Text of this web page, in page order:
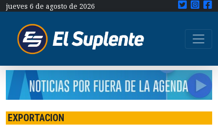
jueves 6 de agosto de 2026
EXPORTACION